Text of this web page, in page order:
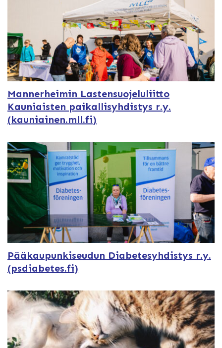
Mannerheimin Lastensuojeluliitto
Kauniaisten paikallisyhdistys r.y.
(kauniainen.mll.fi)
Pääkaupunkiseudun Diabetesyhdistys r.y.
(psdiabetes.fi)